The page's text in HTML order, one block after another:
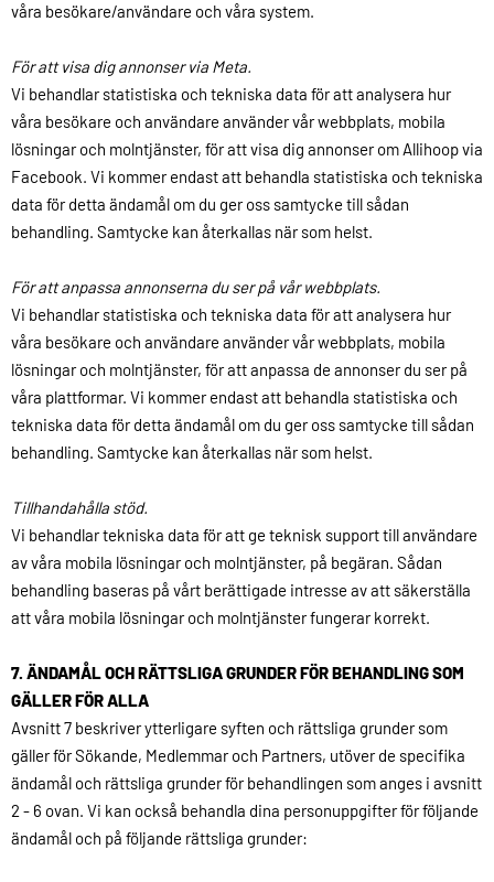
våra besökare/användare och våra system.
För att visa dig annonser via Meta.
Vi behandlar statistiska och tekniska data för att analysera hur
våra besökare och användare använder vår webbplats, mobila
lösningar och molntjänster, för att visa dig annonser om Allihoop via
Facebook. Vi kommer endast att behandla statistiska och tekniska
data för detta ändamål om du ger oss samtycke till sådan
behandling. Samtycke kan återkallas när som helst.
För att anpassa annonserna du ser på vår webbplats.
Vi behandlar statistiska och tekniska data för att analysera hur
våra besökare och användare använder vår webbplats, mobila
lösningar och molntjänster, för att anpassa de annonser du ser på
våra plattformar. Vi kommer endast att behandla statistiska och
tekniska data för detta ändamål om du ger oss samtycke till sådan
behandling. Samtycke kan återkallas när som helst.
Tillhandahålla stöd.
Vi behandlar tekniska data för att ge teknisk support till användare
av våra mobila lösningar och molntjänster, på begäran. Sådan
behandling baseras på vårt berättigade intresse av att säkerställa
att våra mobila lösningar och molntjänster fungerar korrekt.
7. ÄNDAMÅL OCH RÄTTSLIGA GRUNDER FÖR BEHANDLING SOM
GÄLLER FÖR ALLA
Avsnitt 7 beskriver ytterligare syften och rättsliga grunder som
gäller för Sökande, Medlemmar och Partners, utöver de specifika
ändamål och rättsliga grunder för behandlingen som anges i avsnitt
2 - 6 ovan. Vi kan också behandla dina personuppgifter för följande
ändamål och på följande rättsliga grunder: